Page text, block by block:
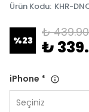
Ürün Kodu: KHR-
%23
₺ 439.90
₺
iPhone *
Seçiniz